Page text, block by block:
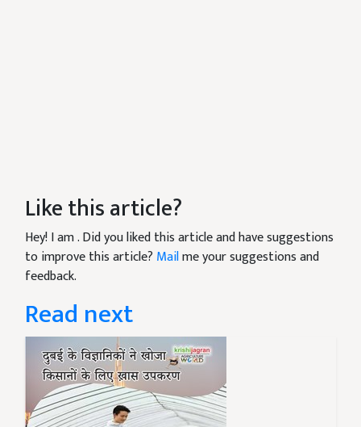
Like this article?
Hey! I am. Did you liked this article and have suggestions
to improve this article? Mailme your suggestions and
feedback.
Read next